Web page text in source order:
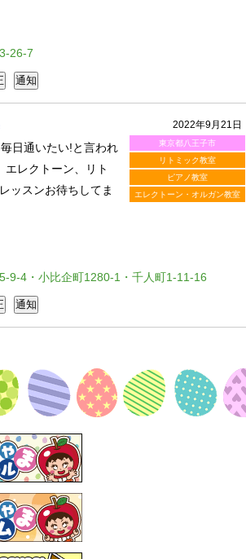
26-7
2022年9月21日
東京都八王子市
リトミック教室
ピアノ教室
エレクトーン・オルガン教室
日通いたい!と言われ
エレクトーン、リト
ッスンお待ちしてま
9-4・小比企町1280-1・千人町1-11-16